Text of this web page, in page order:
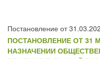
Постановление от
ПОСТАНОВЛЕНИЕ ОТ 31
НАЗНАЧЕНИИ